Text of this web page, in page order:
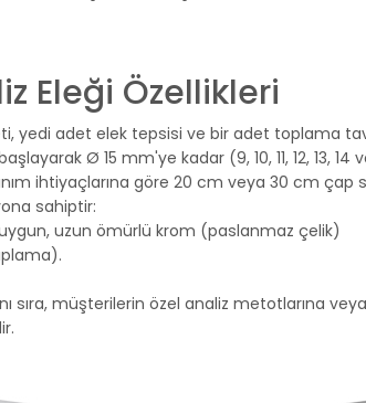
Eleği Özellikleri
yedi adet elek tepsisi ve bir adet toplama
Ø 15 mm'ye kadar (9, 10, 11, 12, 13, 14
ihtiyaçlarına göre 20 cm veya 30 cm
sahiptir:
uzun ömürlü krom (paslanmaz çelik)
sıra, müşterilerin özel analiz metotlarına